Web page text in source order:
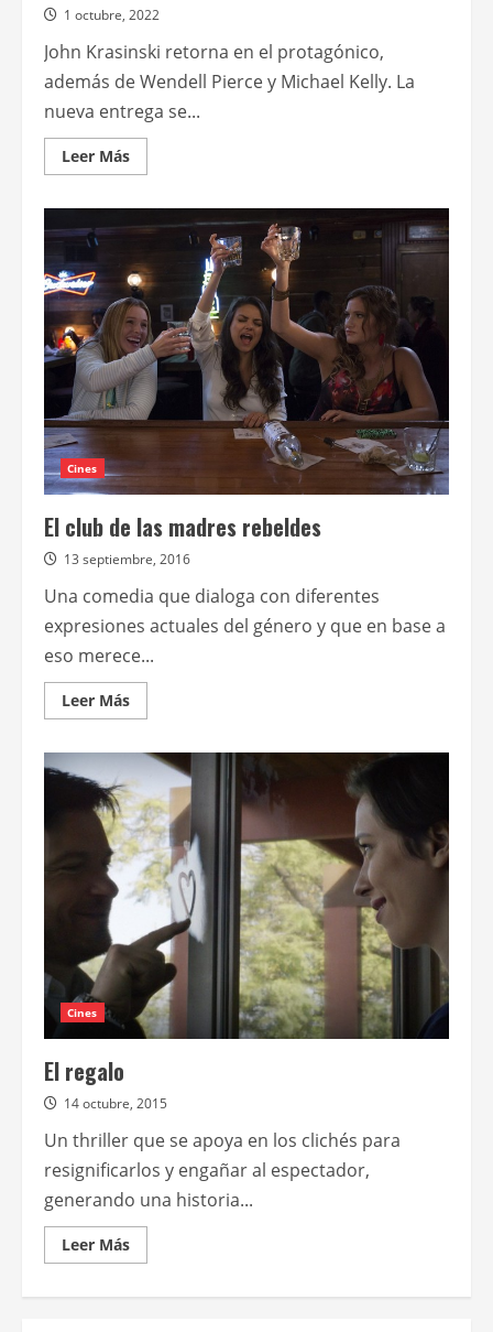
1 octubre, 2022
John Krasinski retorna en el protagónico,
además de Wendell Pierce y Michael Kelly. La
nueva entrega se...
Leer MásLeer
más
Ryan,
Tom
Clancy,
regresa
a
Prime
Video
con
su
tercera
temporada
Cines
El club de las madres rebeldes
13 septiembre, 2016
Una comedia que dialoga con diferentes
expresiones actuales del género y que en base a
eso merece...
Leer MásLeer
más
El
club
de
las
madres
rebeldes
Cines
El regalo
14 octubre, 2015
Un thriller que se apoya en los clichés para
resignificarlos y engañar al espectador,
generando una historia...
Leer MásLeer
más